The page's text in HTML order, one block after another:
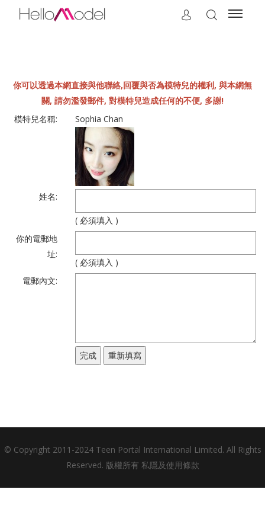
你可以透過本網直接與他聯絡,回覆與否為模特兒的權利, 與本網無
關, 請勿濫發郵件, 對模特兒造成任何的不便, 多謝!
模特兒名稱:
Sophia Chan
姓名:
( 必須填入 )
你的電郵地
址:
( 必須填入 )
電郵內文:
© Copyright 2011-2024 Teen Portal International Limited. All Rights
Reserved. 版權所有 私隱及使用條款